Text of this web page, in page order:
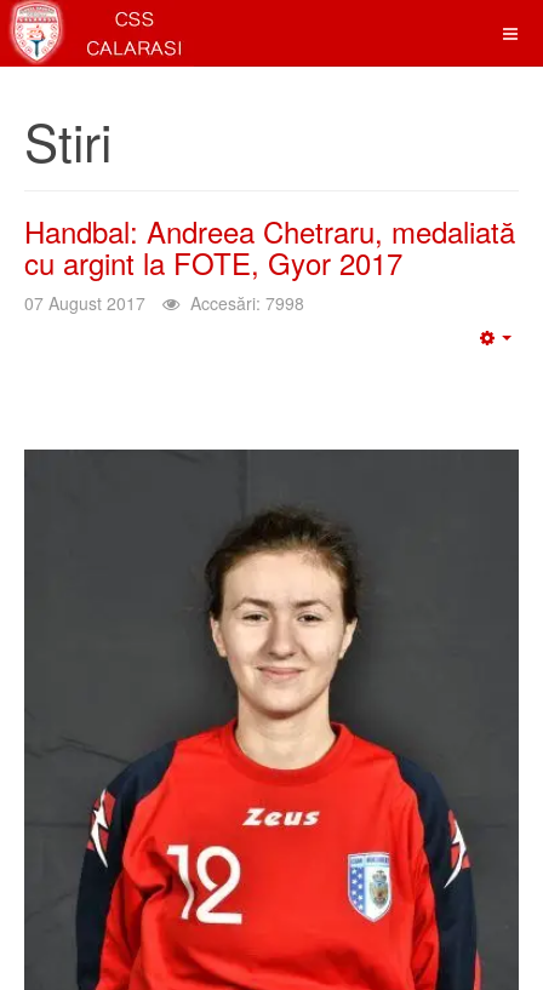
Stiri
Handbal: Andreea Chetraru, medaliată
cu argint la FOTE, Gyor 2017
07 August 2017 Accesări: 7998